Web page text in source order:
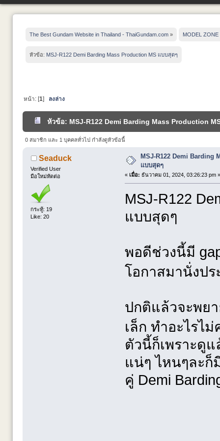
The Best Gundam Website in Thailand - ThaiGundam.com » MODEL ZONE
หัวข้อ: MSJ-R122 Demi Barding Mass Production MS แบบสุดๆ
หน้า: [1] ลงล่าง
หัวข้อ: MSJ-R122 Demi Barding Mass Production
0 สมาชิก และ 1 บุคคลทั่วไป กำลังดูหัวข้อนี้
Seaduck
Verified User
มือใหม่หัดต่อ
กระทู้: 19
Like: 20
MSJ-R122 Demi Barding
แบบสุดๆ
« เมื่อ: ธันวาคม 01, 2024, 03:26:23 pm »
MSJ-R122
แบบสุดๆ
พอดีช่วงนี้มี
โอกาสมานั่งป
ปกติแล้วจะพยา
เล็ก ทำอะไรไ
ตัวนี้ก็เพราะดูแ
แน่ๆ ไหนๆละก็
คู่ Demi